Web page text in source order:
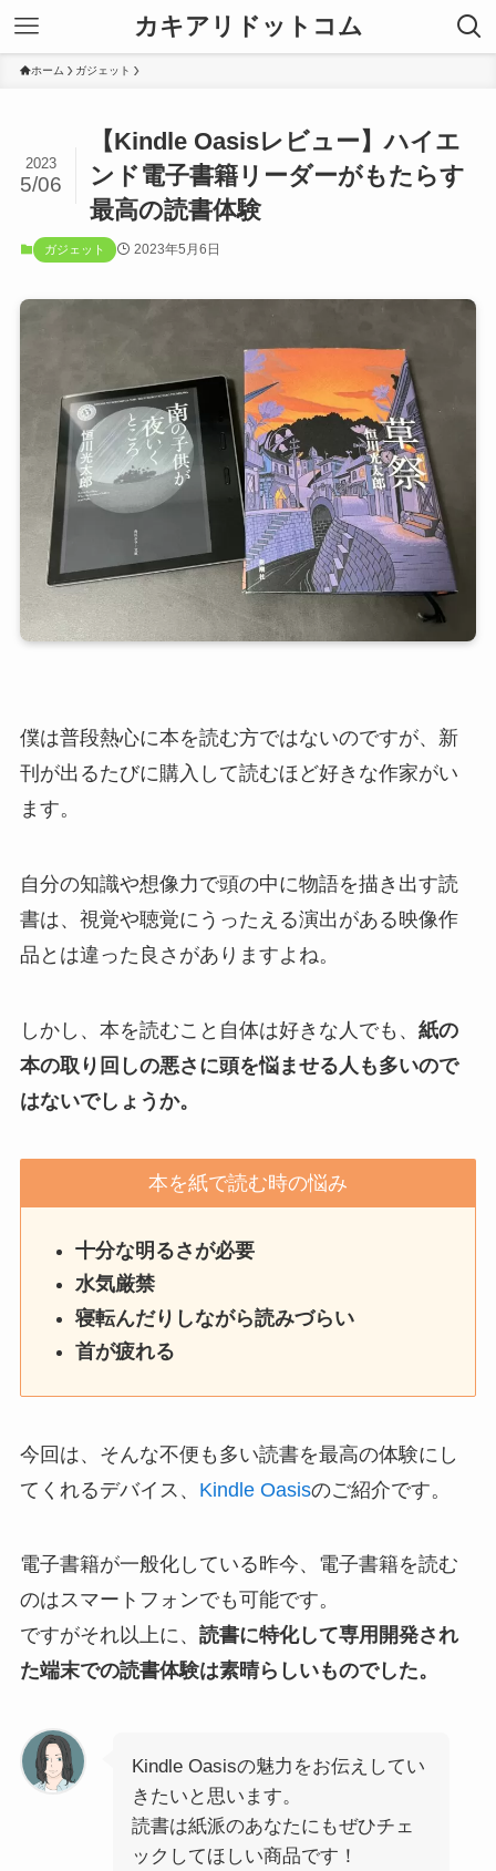
カキアリドットコム
ホーム ガジェット
【Kindle Oasisレビュー】ハイエ
ンド電子書籍リーダーがもたらす
最高の読書体験
2023
5/06
ガジェット 2023年5月6日
僕は普段熱心に本を読む方ではないのですが、新
刊が出るたびに購入して読むほど好きな作家がい
ます。
自分の知識や想像力で頭の中に物語を描き出す読
書は、視覚や聴覚にうったえる演出がある映像作
品とは違った良さがありますよね。
しかし、本を読むこと自体は好きな人でも、 紙の
本の取り回しの悪さに頭を悩ませる人も多いので
はないでしょうか。
本を紙で読む時の悩み
十分な明るさが必要
水気厳禁
寝転んだりしながら読みづらい
首が疲れる
今回は、そんな不便も多い読書を最高の体験にし
てくれるデバイス、 Kindle Oasisのご紹介です。
電子書籍が一般化している昨今、電子書籍を読む
のはスマートフォンでも可能です。
ですがそれ以上に、 読書に特化して専用開発され
た端末での読書体験は素晴らしいものでした。
Kindle Oasisの魅力をお伝えしてい
きたいと思います。
読書は紙派のあなたにもぜひチェ
ックしてほしい商品です！